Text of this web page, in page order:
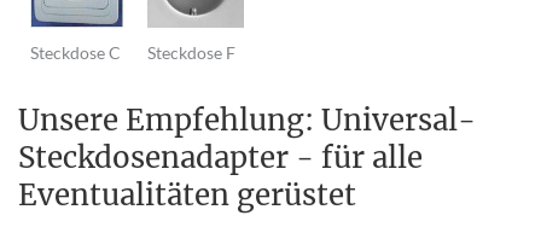
Steckdose C Steckdose F
Unsere Empfehlung: Universal-
Steckdosenadapter - für alle
Eventualitäten gerüstet